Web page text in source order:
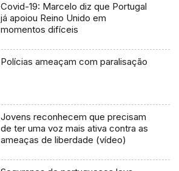
Covid-19: Marcelo diz que Portugal
já apoiou Reino Unido em
momentos difíceis
Polícias ameaçam com paralisação
Jovens reconhecem que precisam
de ter uma voz mais ativa contra as
ameaças de liberdade (vídeo)